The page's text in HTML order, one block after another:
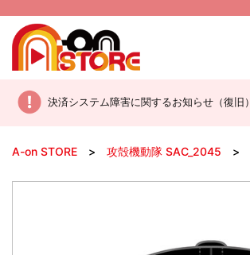
決済システム障害に関するお知らせ（復旧）
A-on STORE 攻殻機動隊 SAC_2045